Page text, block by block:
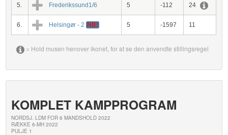
5. Frederikssund1/6 5 -112 24
6. Helsingør - 2 NB! 5 -1597 11
= Hold musen henover ikonet, for at se den anvendte stillingsregel
KOMPLET KAMPPROGRAM
NORDSJ. LDM FOR 6 MANDSHOLD 2022
RÆKKE 6-MH 2022
PULJE 1